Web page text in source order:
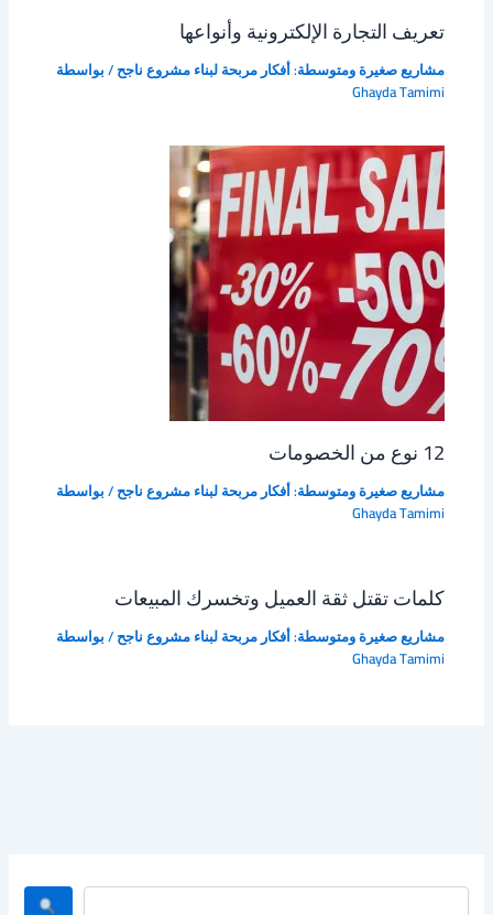
تعريف التجارة الإلكترونية وأنواعها
مشاريع صغيرة ومتوسطة: أفكار مربحة لبناء مشروع ناجح/ بواسطة
Ghayda Tamimi
12 نوع من الخصومات
مشاريع صغيرة ومتوسطة: أفكار مربحة لبناء مشروع ناجح/ بواسطة
Ghayda Tamimi
كلمات تقتل ثقة العميل وتخسرك المبيعات
مشاريع صغيرة ومتوسطة: أفكار مربحة لبناء مشروع ناجح/ بواسطة
Ghayda Tamimi
ا